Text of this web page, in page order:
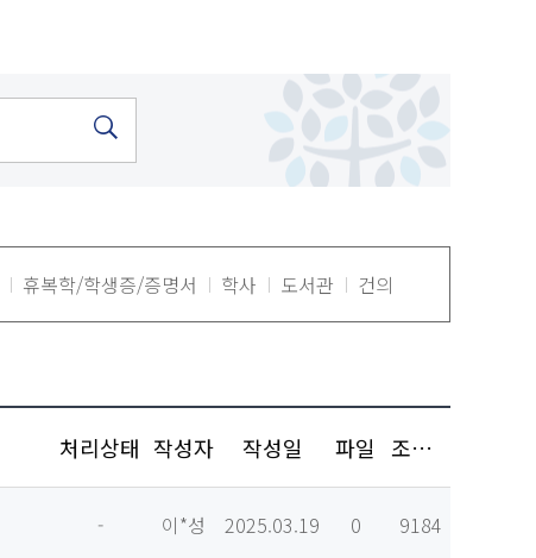
휴복학/학생증/증명서 학사 도서관 건의
처리상태 작성자 작성일 파일 조회수
- 이*성 2025.03.19 0 9184